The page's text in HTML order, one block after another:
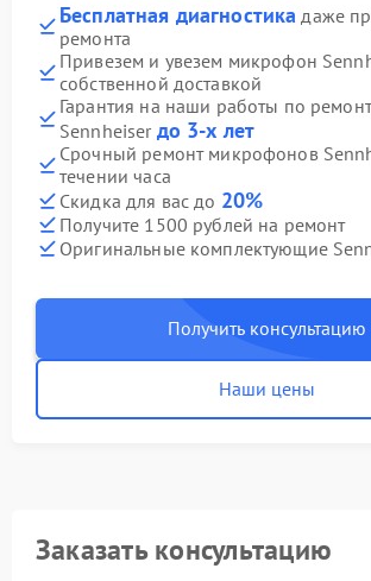
Бесплатная диагностика даже
ремонта
Привезем и увезем микрофон
собственной доставкой
Гарантия на наши работы по
Sennheiser до 3-х лет
Срочный ремонт микрофонов
течении часа
Скидка для вас до 20%
Получите 1500 рублей на ремонт
Оригинальные комплектующие
Получить консультацию
Наши цены
Заказать консультацию